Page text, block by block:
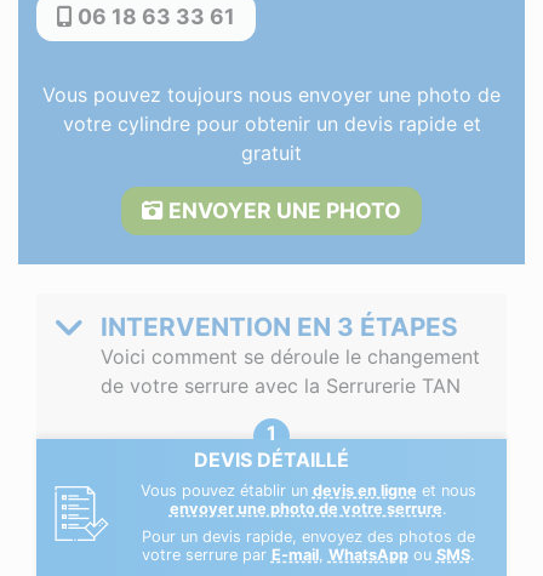
06 18 63 33 61
Vous pouvez toujours nous envoyer une photo de
votre cylindre pour obtenir un devis rapide et
gratuit
ENVOYER UNE PHOTO
INTERVENTION EN 3 ÉTAPES
Voici comment se déroule le changement
de votre serrure avec la Serrurerie TAN
DEVIS DÉTAILLÉ
Vous pouvez établir un devis en ligne et nous
envoyer une photo de votre serrure.
Pour un devis rapide, envoyez des photos de
votre serrure par E-mail, WhatsAppou SMS.